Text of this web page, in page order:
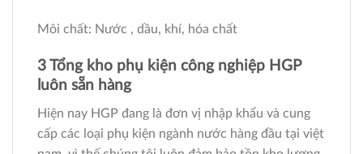
Môi chất: Nước , dầu, khí, hóa chất
3 Tổng kho phụ kiện công nghiệp HGP
luôn sẵn hàng
Hiện nay HGP đang là đơn vị nhập khẩu và cung
cấp các loại phụ kiện ngành nước hàng đầu tại việt